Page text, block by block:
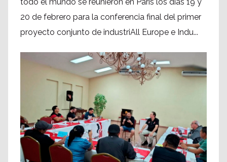
todo el mundo se reunieron en París los días 19 y
20 de febrero para la conferencia final del primer
proyecto conjunto de industriAll Europe e Indu...